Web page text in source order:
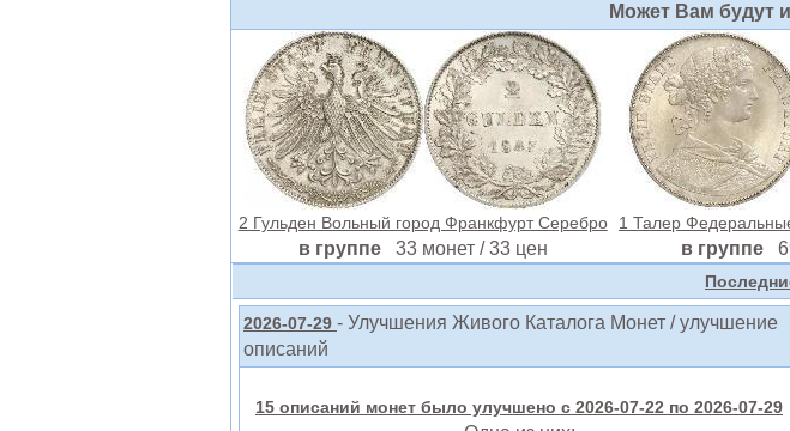
Может Вам будут
2 Гульден Вольный город Франкфурт Серебро
в группе 33 монет / 33 цен
1 Талер
в группе
2026-07-29 - Улучшения Живого Каталога Монет / улучшение
описаний
15 описаний монет было улучшено с 2026-07-22 по 2026-07-29